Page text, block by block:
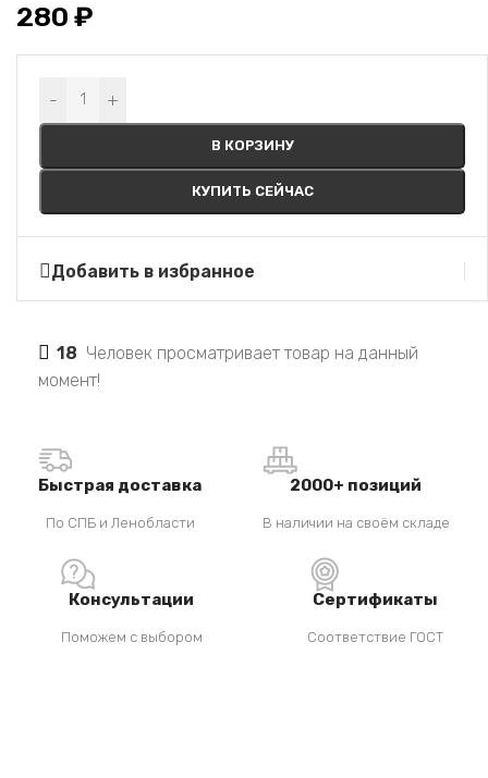
280 ₽
- +
В КОРЗИНУ
КУПИТЬ СЕЙЧАС
Alternative:
Добавить в избранное
18 Человек просматривает товар на данный
момент!
Быстрая доставка
По СПБ и Ленобласти
2000+ позиций
В наличии на своём складе
Консультации
Поможем с выбором
Сертификаты
Соответствие ГОСТ